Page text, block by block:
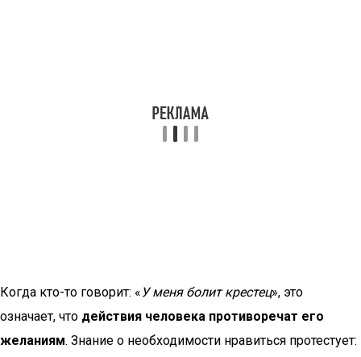
Когда кто-то говорит: «У меня болит крестец», это
означает, что действия человека противоречат его
желаниям. Знание о необходимости нравиться протестует: